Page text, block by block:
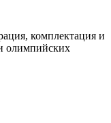
комплектация и
олимпийских